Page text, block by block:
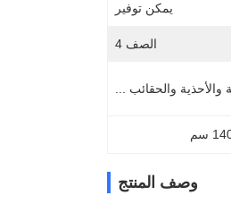
يمكن توفير
الصف 4
والأحذية والحقائب ...
وصف المنتج